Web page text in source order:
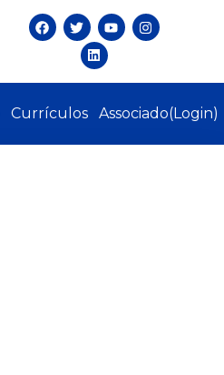
Currículos Associado(Login)